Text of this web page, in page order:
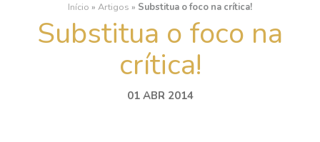
Início » Artigos » Substitua o foco na crítica!
Substitua o foco na
crítica!
01 ABR 2014